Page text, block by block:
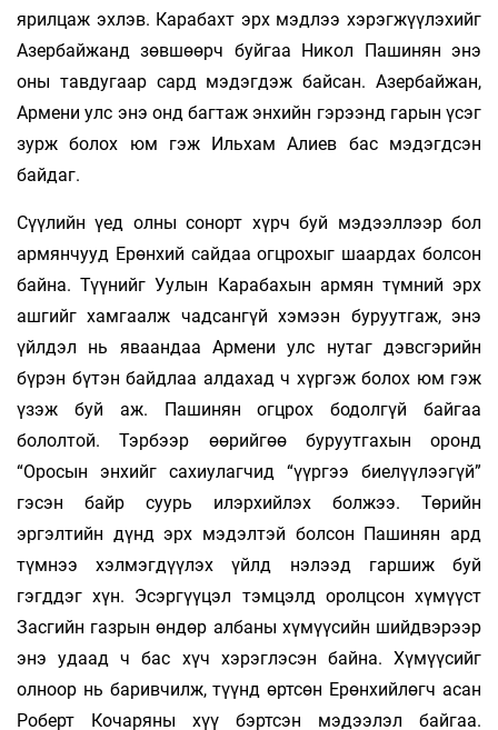
ярилцаж эхлэв. Карабахт эрх мэдлээ хэрэгжүүлэхийг
Азербайжанд зөвшөөрч буйгаа Никол Пашинян энэ
оны тавдугаар сард мэдэгдэж байсан. Азербайжан,
Армени улс энэ онд багтаж энхийн гэрээнд гарын үсэг
зурж болох юм гэж Ильхам Алиев бас мэдэгдсэн
байдаг.
Сүүлийн үед олны сонорт хүрч буй мэдээллээр бол
армянчууд Ерөнхий сайдаа огцрохыг шаардах болсон
байна. Түүнийг Уулын Карабахын армян түмний эрх
ашгийг хамгаалж чадсангүй хэмээн буруутгаж, энэ
үйлдэл нь яваандаа Армени улс нутаг дэвсгэрийн
бүрэн бүтэн байдлаа алдахад ч хүргэж болох юм гэж
үзэж буй аж. Пашинян огцрох бодолгүй байгаа
бололтой. Тэрбээр өөрийгөө буруутгахын оронд
“Оросын энхийг сахиулагчид “үүргээ биелүүлээгүй”
гэсэн байр суурь илэрхийлэх болжээ. Төрийн
эргэлтийн дүнд эрх мэдэлтэй болсон Пашинян ард
түмнээ хэлмэгдүүлэх үйлд нэлээд гаршиж буй
гэгддэг хүн. Эсэргүүцэл тэмцэлд оролцсон хүмүүст
Засгийн газрын өндөр албаны хүмүүсийн шийдвэрээр
энэ удаад ч бас хүч хэрэглэсэн байна. Хүмүүсийг
олноор нь баривчилж, түүнд өртсөн Ерөнхийлөгч асан
Роберт Кочаряны хүү бэртсэн мэдээлэл байгаа.